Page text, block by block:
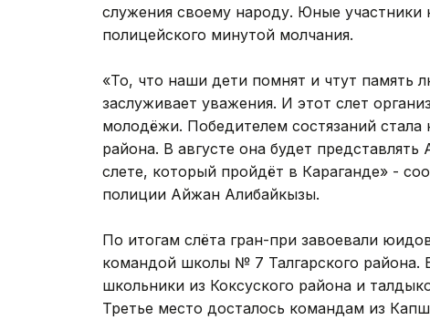
служения своему народу. Юные участники
полицейского минутой молчания.
«То, что наши дети помнят и чтут память
заслуживает уважения. И этот слет
молодёжи. Победителем состязаний
района. В августе она будет
слете, который пройдёт в Караганде» -
полиции Айжан Алибайкызы.
По итогам слёта гран-при завоевали
командой школы № 7 Талгарского района.
школьники из Коксуского района и
Третье место досталось командам из